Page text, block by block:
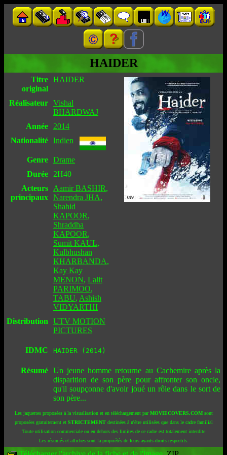
HAIDER
Titre
original
HAIDER
Réalisateur Vishal
BHARDWAJ
Année
2014
Nationalité Indien
Genre Drame
Durée
2H40
Acteurs
principaux
Aamir BASHIR,
Narendra JHA,
Shahid
KAPOOR,
Shraddha
KAPOOR,
Sumit KAUL,
Kulbhushan
KHARBANDA,
Kay Kay
MENON, Lalit
PARIMOO,
TABU, Ashish
VIDYARTHI
Distribution
UTV MOTION
PICTURES
IDMC HAIDER (2014)
Résumé Un jeune homme retourne au Cachemire après la
disparition de son père pour affronter son oncle,
qu'il soupçonne d'avoir joué un rôle dans le sort de
son père...
Les jaquettes proposées à la visualisation et en téléchargement parMOVIECOVERS.COMsont
proposées gratuitement et STRICTEMENTdestinées à n'être utilisées que dans le cadre familial
Toute utilisation commerciale ou en dehors des limites de ce cadre est totalement interdite
Les résumés et affiches sont la propriétés de leurs ayants-droits respectifs.